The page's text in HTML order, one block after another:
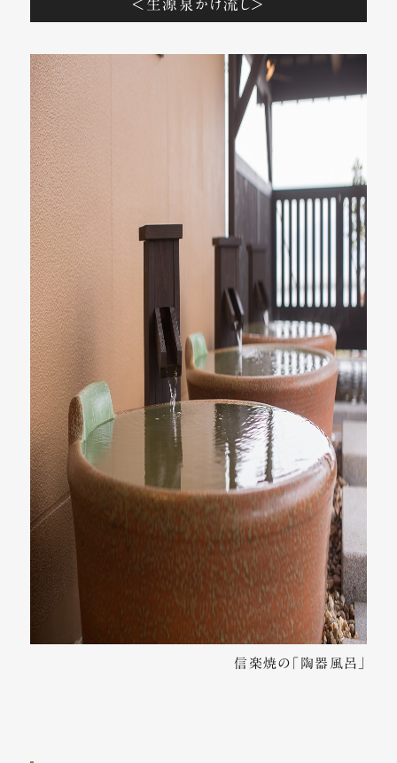
＜生源泉かけ流し＞
信楽焼の「陶器風呂」